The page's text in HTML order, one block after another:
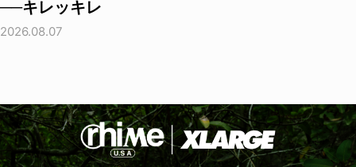
──キレッキレ
2026.08.07